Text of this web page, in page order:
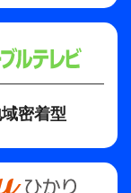
で体感してほ
】
密着型